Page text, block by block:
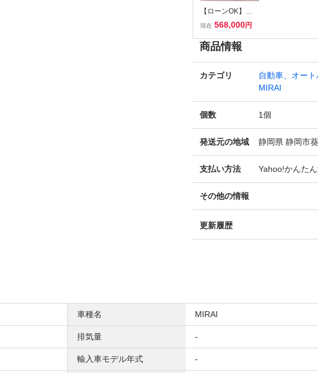
【ローンOK】ル
ーミーGS★実走7,
0年1月★1オナ★
ディーラー車検★
CVTオイル交換済
★両側パワスラ★
現在 568,000円
商品情報
カテゴリ 自動車、オート
MIRAI
個数 1個
発送元の地域 静岡県 静岡市
支払い方法 Yahoo!かんた
その他の情報
更新履歴
車種名 MIRAI
排気量 -
輸入車モデル年式 -